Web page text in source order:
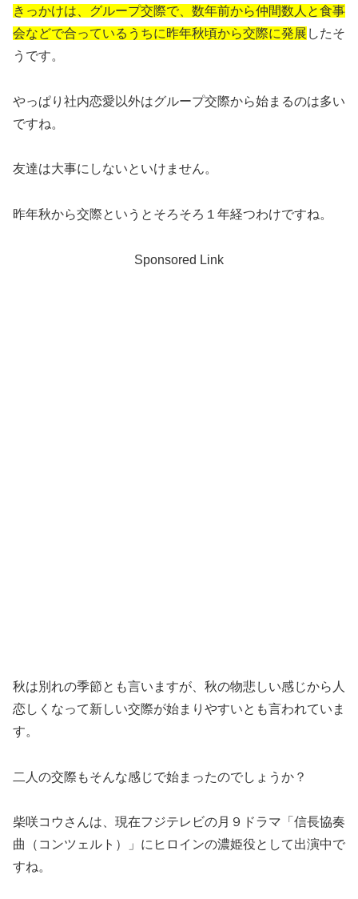
きっかけは、グループ交際で、数年前から仲間数人と食事
会などで合っているうちに昨年秋頃から交際に発展 したそ
うです。
やっぱり社内恋愛以外はグループ交際から始まるのは多い
ですね。
友達は大事にしないといけません。
昨年秋から交際というとそろそろ１年経つわけですね。
Sponsored Link
秋は別れの季節とも言いますが、秋の物悲しい感じから人
恋しくなって新しい交際が始まりやすいとも言われていま
す。
二人の交際もそんな感じで始まったのでしょうか？
柴咲コウさんは、現在フジテレビの月９ドラマ「信長協奏
曲（コンツェルト）」にヒロインの濃姫役として出演中で
すね。